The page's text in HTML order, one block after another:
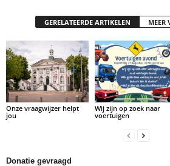
GERELATEERDE ARTIKELEN MEER
Onze vraagwijzer helpt
jou
Wij zijn op zoek naar
voertuigen
Donatie gevraagd